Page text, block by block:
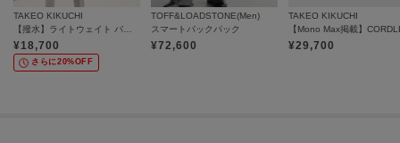
TAKEO KIKUCHI
【撥水】ライトウェイト バックパック
¥18,700
さらに20%OFF
TOFF&LOADSTONE(Men)
スマートバックパック
¥72,600
TAKEO KIKUCHI
¥29,700